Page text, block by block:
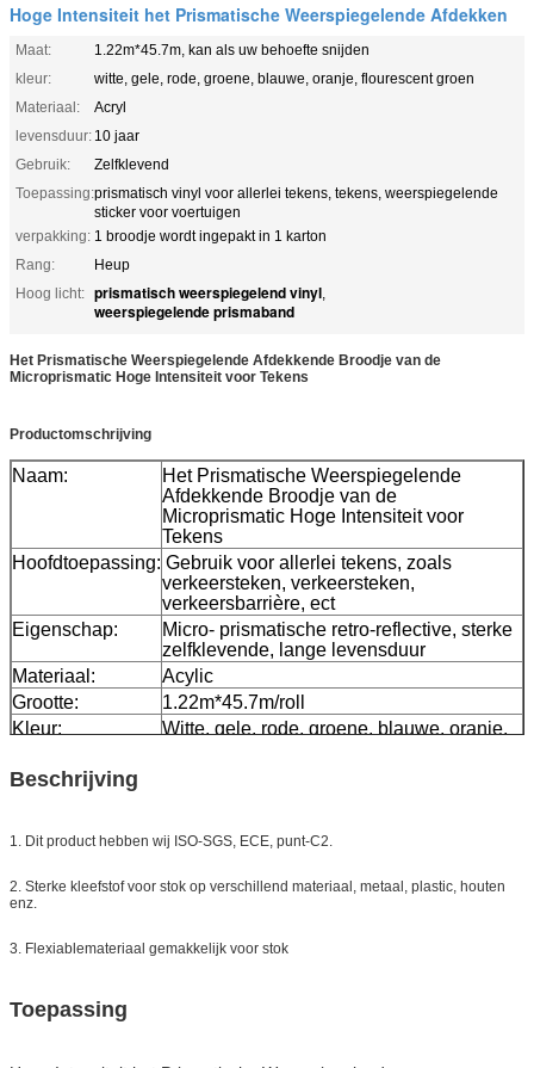
Hoge Intensiteit het Prismatische Weerspiegelende Afdekken
Maat:
1.22m*45.7m, kan als uw behoefte snijden
kleur:
witte, gele, rode, groene, blauwe, oranje, flourescent groen
Materiaal:
Acryl
levensduur: 10 jaar
Gebruik:
Zelfklevend
Toepassing:prismatisch vinyl voor allerlei tekens, tekens, weerspiegelende
sticker voor voertuigen
verpakking: 1 broodje wordt ingepakt in 1 karton
Rang:
Heup
Hoog licht: prismatisch weerspiegelend vinyl,
weerspiegelende prismaband
Het Prismatische Weerspiegelende Afdekkende Broodje van de
Microprismatic Hoge Intensiteit voor Tekens
Productomschrijving
Naam:
Het Prismatische Weerspiegelende
Afdekkende Broodje van de
Microprismatic Hoge Intensiteit voor
Tekens
Hoofdtoepassing: Gebruik voor allerlei tekens, zoals
verkeersteken, verkeersteken,
verkeersbarrière, ect
Eigenschap:
Micro- prismatische retro-reflective, sterke
zelfklevende, lange levensduur
Materiaal:
Acylic
Grootte:
1.22m*45.7m/roll
Kleur:
Witte, gele, rode, groene, blauwe, oranje,
Verpakking:
Beschrijving
1. Dit product hebben wij ISO-SGS, ECE, punt-C2.
2. Sterke kleefstof voor stok op verschillend materiaal, metaal, plastic, houten
enz.
3. Flexiablemateriaal gemakkelijk voor stok
Toepassing